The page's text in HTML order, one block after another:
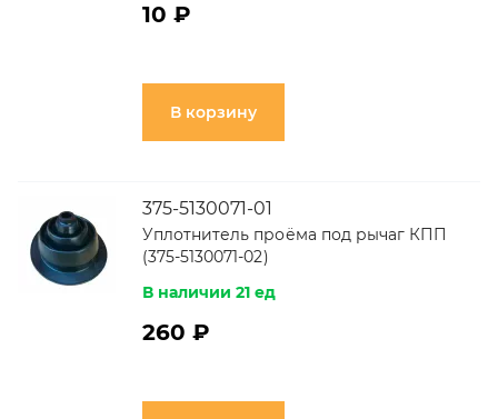
10 ₽
В корзину
375-5130071-01
Уплотнитель проёма под рычаг КПП
(375-5130071-02)
В наличии 21 ед
260 ₽